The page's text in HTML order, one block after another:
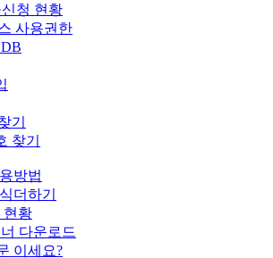
신청 현황
사용권한
기
찾기
방법
더하기
현황
다운로드
이세요?